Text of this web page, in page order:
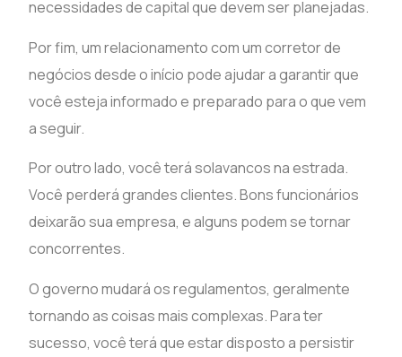
necessidades de capital que devem ser planejadas.
Por fim, um relacionamento com um corretor de
negócios desde o início pode ajudar a garantir que
você esteja informado e preparado para o que vem
a seguir.
Por outro lado, você terá solavancos na estrada.
Você perderá grandes clientes. Bons funcionários
deixarão sua empresa, e alguns podem se tornar
concorrentes.
O governo mudará os regulamentos, geralmente
tornando as coisas mais complexas. Para ter
sucesso, você terá que estar disposto a persistir